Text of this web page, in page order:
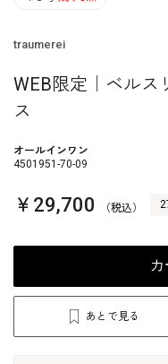
traumerei
WEB限定｜ベルス
ス
オールインワン
4501951-70-09
￥29,700 （税込）
あとで見る